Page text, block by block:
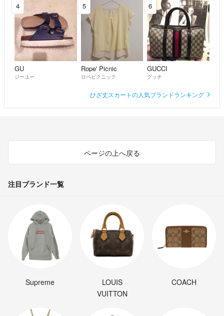
4
GU
ジーユー
5
Rope' Picnic
ロペピクニック
6
GUCCI
グッチ
ひざ丈スカートの人気ブランドランキング
ページの上へ戻る
注目ブランド一覧
Supreme
LOUIS
VUITTON
COACH